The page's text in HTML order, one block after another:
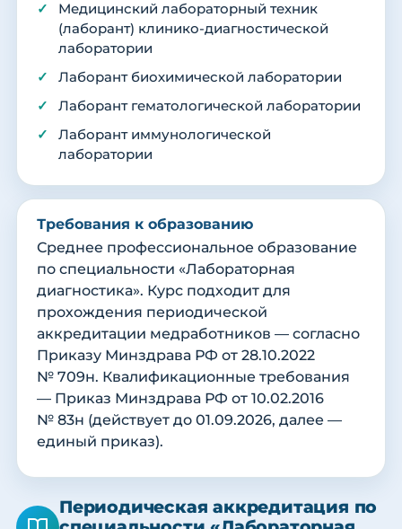
Медицинский лабораторный техник
(лаборант) клинико-диагностической
лаборатории
Лаборант биохимической лаборатории
Лаборант гематологической лаборатории
Лаборант иммунологической
лаборатории
Требования к образованию
Среднее профессиональное образование
по специальности «Лабораторная
диагностика». Курс подходит для
прохождения периодической
аккредитации медработников — согласно
Приказу Минздрава РФ от 28.10.2022
№ 709н. Квалификационные требования
— Приказ Минздрава РФ от 10.02.2016
№ 83н (действует до 01.09.2026, далее —
единый приказ).
Периодическая аккредитация по